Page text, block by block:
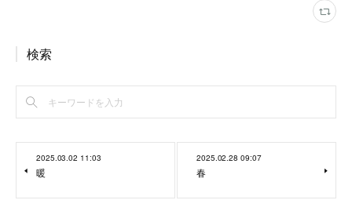
検索
2025.03.02 11:03
暖
2025.02.28 09:07
春